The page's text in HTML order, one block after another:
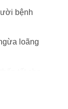
bệnh
loãng
não.